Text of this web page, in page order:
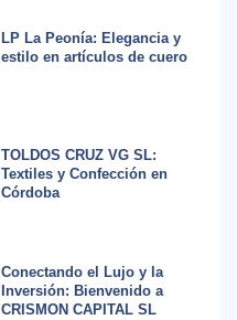
LP La Peonía: Elegancia y
estilo en artículos de cuero
TOLDOS CRUZ VG SL:
Textiles y Confección en
Córdoba
Conectando el Lujo y la
Inversión: Bienvenido a
CRISMON CAPITAL SL